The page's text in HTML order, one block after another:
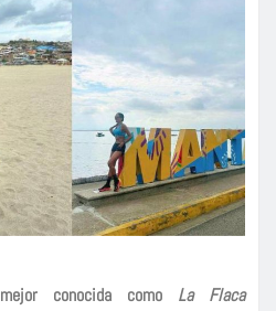
mejor conocida como La Flaca